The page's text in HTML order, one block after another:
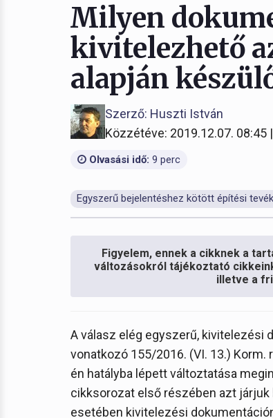
Milyen
kivitelezhető
alapján
Szerző: Huszti István
Közzétéve: 2019.12.07.
Olvasási idő: 9 perc
Egyszerű bejelentéshez kötött építési
Figyelem, ennek a cikknek a
változásokról tájékoztató
illetve a
A válasz elég egyszerű, kivitelezési
vonatkozó 155/2016. (VI. 13.)
én hatályba lépett változtatása
cikksorozat első részében azt
esetében kivitelezési